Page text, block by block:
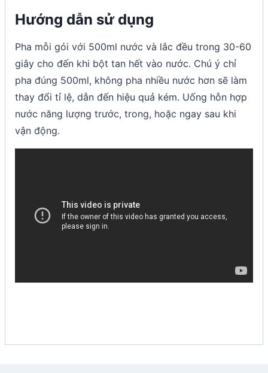
Hướng dẫn sử dụng
Pha mỗi gói với 500ml nước và lắc đều trong 30-60
giây cho đến khi bột tan hết vào nước. Chú ý chỉ
pha đúng 500ml, không pha nhiều nước hơn sẽ làm
thay đổi tỉ lệ, dẫn đến hiệu quả kém. Uống hỗn hợp
nước năng lượng trước, trong, hoặc ngay sau khi
vận động.